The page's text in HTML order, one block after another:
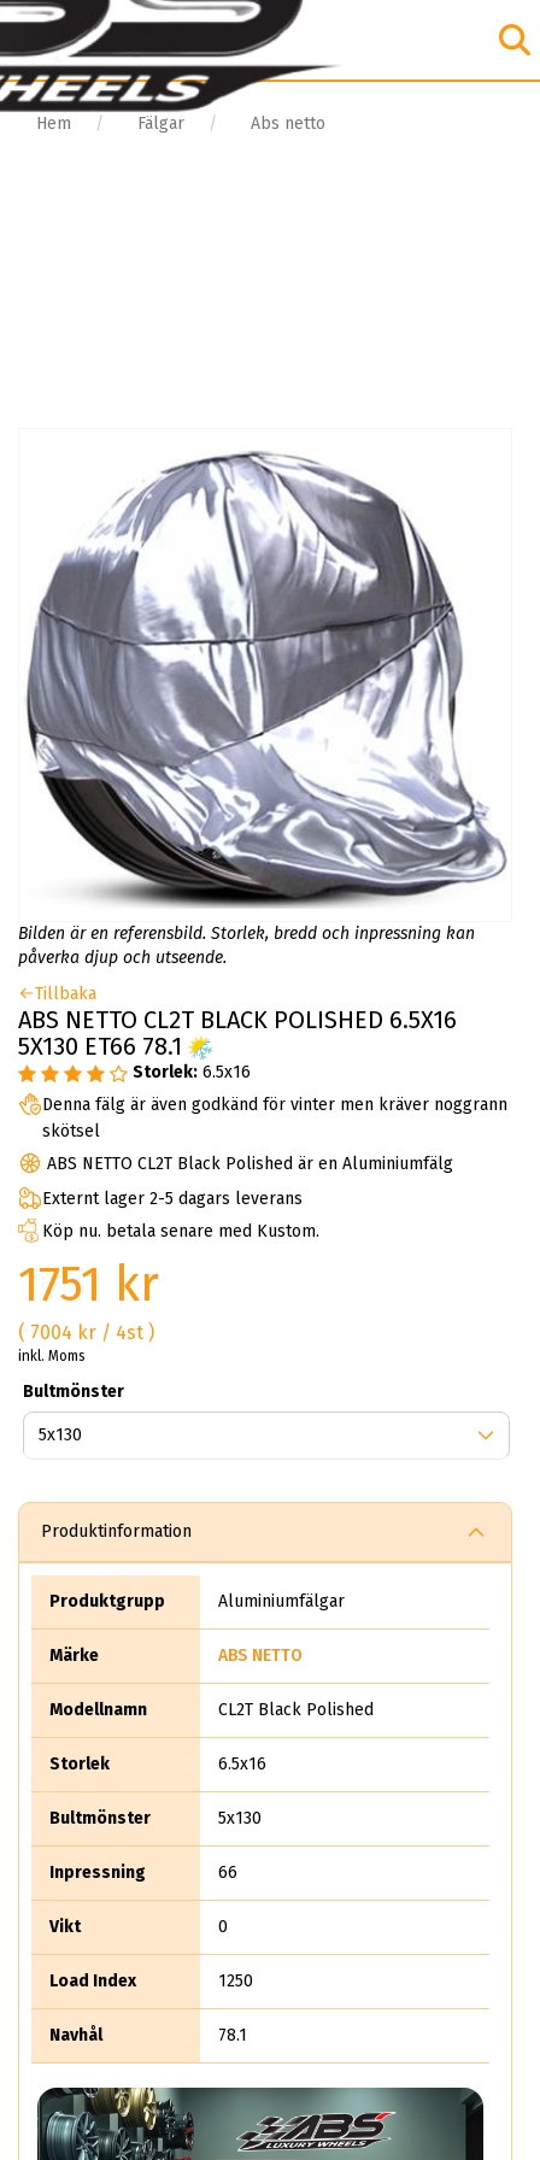
Hem Fälgar Abs netto
Bilden är en referensbild. Storlek, bredd och inpressning kan
påverka djup och utseende.
Tillbaka
ABS NETTO CL2T BLACK POLISHED 6.5X16
5X130 ET66 78.1
Storlek: 6.5x16
Denna fälg är även godkänd för vinter men kräver noggrann
skötsel
ABS NETTO CL2T Black Polished är en Aluminiumfälg
Externt lager 2-5 dagars leverans
Köp nu. betala senare med Kustom.
1751 kr
( 7004 kr / 4st )
inkl. Moms
Bultmönster
Produktinformation
Produktgrupp Aluminiumfälgar
Märke ABS NETTO
Modellnamn CL2T Black Polished
Storlek 6.5x16
Bultmönster 5x130
Inpressning 66
Vikt 0
Load Index 1250
Navhål 78.1